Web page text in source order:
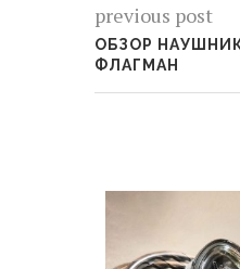
previous post
ОБЗОР
ФЛАГМАН